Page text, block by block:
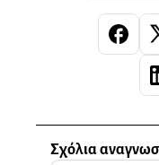
Σχόλια